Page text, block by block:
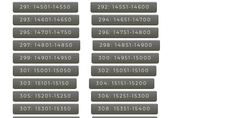
291: 14501-14550 292: 14551-14600
293: 14601-14650 294: 14651-14700
295: 14701-14750 296: 14751-14800
297: 14801-14850 298: 14851-14900
299: 14901-14950 300: 14951-15000
301: 15001-15050 302: 15051-15100
303: 15101-15150 304: 15151-15200
305: 15201-15250 306: 15251-15300
307: 15301-15350 308: 15351-15400